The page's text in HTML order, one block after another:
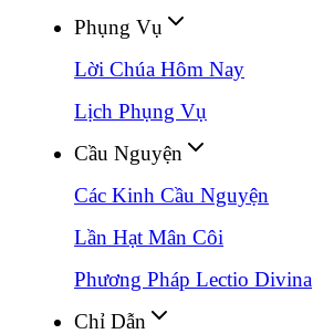
Phụng Vụ
Lời Chúa Hôm Nay
Lịch Phụng Vụ
Cầu Nguyện
Các Kinh Cầu Nguyện
Lần Hạt Mân Côi
Phương Pháp Lectio Divina
Chỉ Dẫn